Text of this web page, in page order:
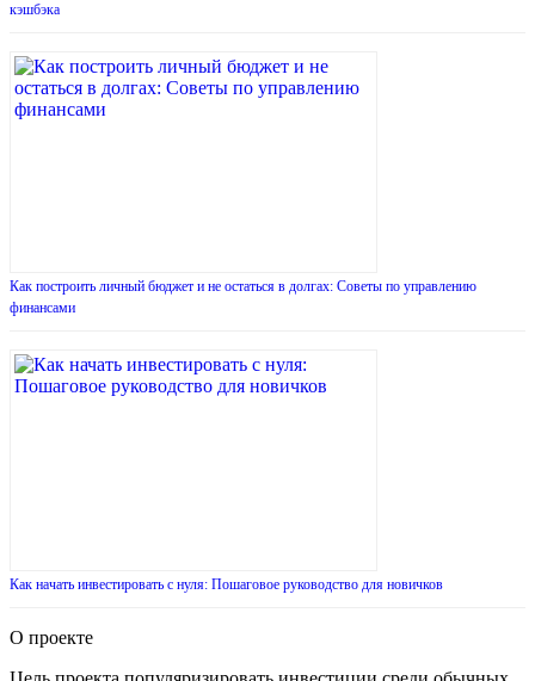
кэшбэка
Как построить личный бюджет и не остаться в долгах: Советы по управлению
финансами
Как начать инвестировать с нуля: Пошаговое руководство для новичков
О проекте